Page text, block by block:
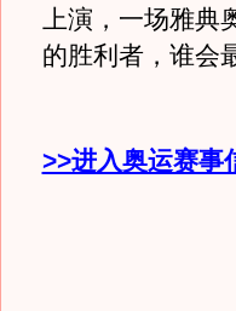
上演，一场雅典
的胜利者，谁会
>>进入奥运赛事